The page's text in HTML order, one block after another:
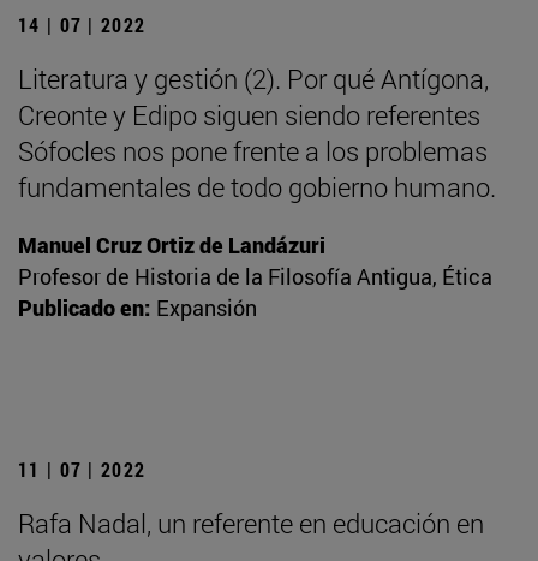
14 | 07 | 2022
Literatura y gestión (2). Por qué Antígona,
Creonte y Edipo siguen siendo referentes
Sófocles nos pone frente a los problemas
fundamentales de todo gobierno humano.
Manuel Cruz Ortiz de Landázuri
Profesor de Historia de la Filosofía Antigua, Ética
Publicado en: Expansión
11 | 07 | 2022
Rafa Nadal, un referente en educación en